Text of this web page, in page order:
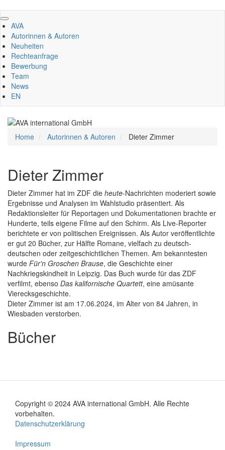
Direkt
zum
Inhalt
AVA
Autorinnen & Autoren
Neuheiten
Rechteanfrage
Bewerbung
Team
News
EN
Home Autorinnen & Autoren Dieter Zimmer
Dieter Zimmer
Dieter Zimmer hat im ZDF die heute-Nachrichten moderiert sowie
Ergebnisse und Analysen im Wahlstudio präsentiert. Als
Redaktionsleiter für Reportagen und Dokumentationen brachte er
Hunderte, teils eigene Filme auf den Schirm. Als Live-Reporter
berichtete er von politischen Ereignissen. Als Autor veröffentlichte
er gut 20 Bücher, zur Hälfte Romane, vielfach zu deutsch-
deutschen oder zeitgeschichtlichen Themen. Am bekanntesten
wurde Für'n Groschen Brause, die Geschichte einer
Nachkriegskindheit in Leipzig. Das Buch wurde für das ZDF
verfilmt, ebenso Das kalifornische Quartett, eine amüsante
Vierecksgeschichte.
Dieter Zimmer ist am 17.06.2024, im Alter von 84 Jahren, in
Wiesbaden verstorben.
Bücher
Copyright © 2024 AVA international GmbH. Alle Rechte
vorbehalten.
Footer
menu
Datenschutzerklärung
Impressum